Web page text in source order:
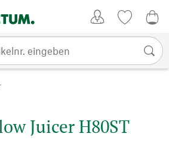
Juicer H80ST